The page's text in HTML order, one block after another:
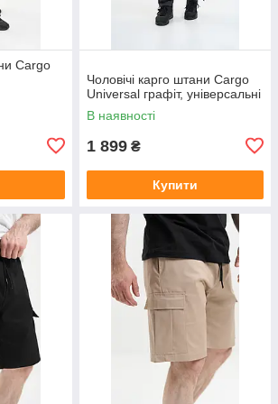
Cargo
Чоловічі карго штани Cargo
Universal графіт, універсальні
В наявності
1 899 ₴
Купити